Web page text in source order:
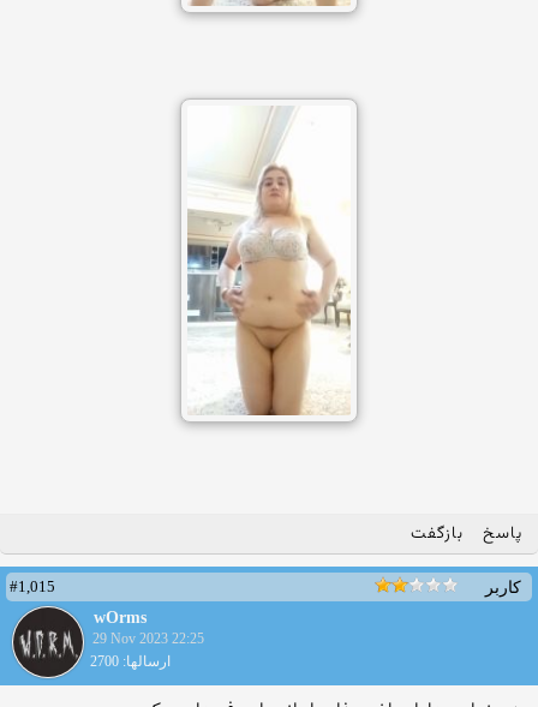
پاسخ بازگفت
کاربر
#1,015
wOrms
29 Nov 2023 22:25
ارسالها: 2700